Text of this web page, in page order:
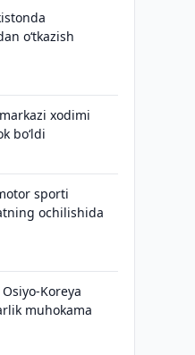
o‘tkazish
markazi xodimi
bo‘ldi
sporti
ochilishida
Koreya
muhokama